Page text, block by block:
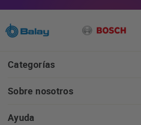
Categorías
Sobre nosotros
Ayuda